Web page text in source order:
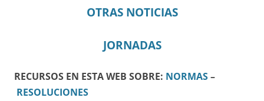
OTRAS NOTICIAS
JORNADAS
RECURSOS EN ESTA WEB SOBRE: NORMAS–
RESOLUCIONES